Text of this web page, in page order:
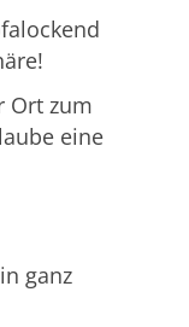
Ort zum
eine
ganz